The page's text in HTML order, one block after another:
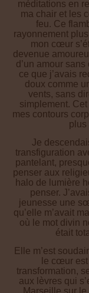
rayonnement
mon cœur
devenue
d’un amour
ce que j’avais
doux comme
vents, sans
simplement.
mes contours
plus
Je
transfiguration
pantelant,
penser aux
halo de lumière
penser.
jeunesse une
qu’elle m’avait
où le mot divin
était
Elle m’est
le cœur
transformation,
aux lèvres qui
Marseille sur le
sentais